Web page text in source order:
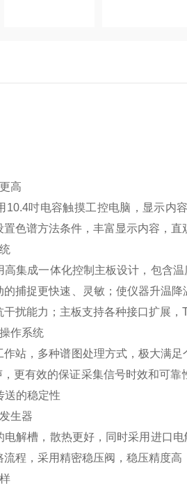
高
10.4吋电容触摸工控电脑，显示内
色谱方法条件，丰富显示内容，
高集成一体化控制主板设计，包含
捕捉更快速、灵敏；使仪器升温
干扰能力；主板支持各种接口扩展
作系统
作站，多种谱图处理方式，极大满
更有效的保证采集信号时效和可
送的稳定性
生器
电解槽，散热更好，同时采用进口
程，采用精密稳压阀，稳压精度高